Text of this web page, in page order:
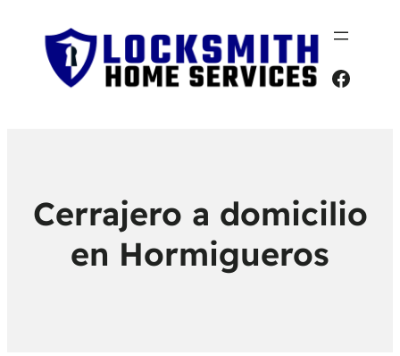
Cerrajero a domicilio
en Hormigueros